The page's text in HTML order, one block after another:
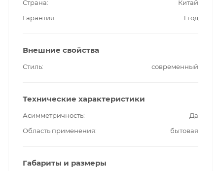
Страна
Китай
Гарантия
1 год
Внешние свойства
Стиль современный
Технические характеристики
Асимметричность
Да
Область применения
бытовая
Габариты и размеры